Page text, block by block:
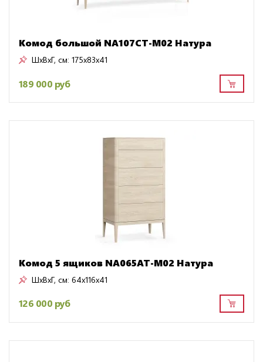
Комод большой NA107CT-M02 Натура
ШxВxГ, см: 175x83x41
189 000 руб
Комод 5 ящиков NA065AT-M02 Натура
ШxВxГ, см: 64x116x41
126 000 руб